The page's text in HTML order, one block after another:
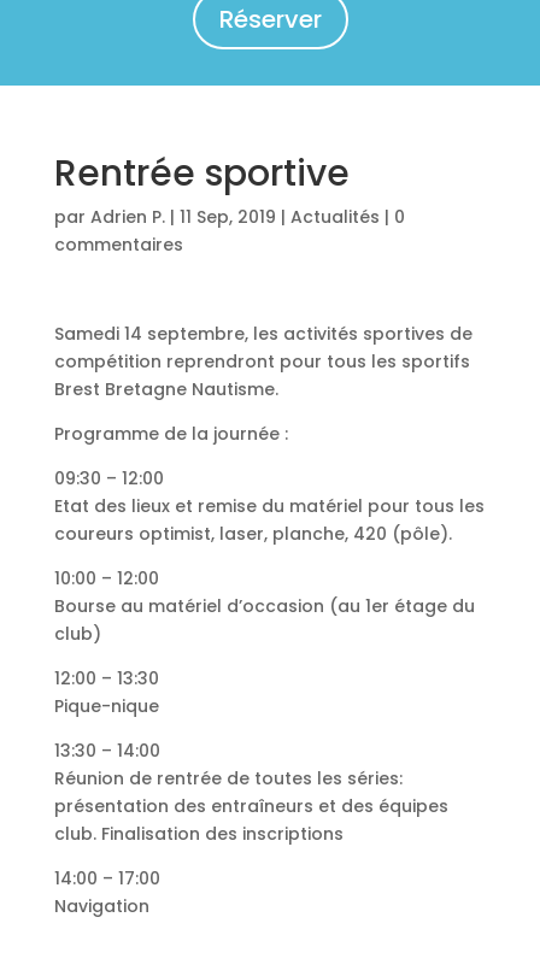
Réserver
Rentrée sportive
par Adrien P.| 11 Sep, 2019 | Actualités | 0
commentaires
Samedi 14 septembre, les activités sportives de
compétition reprendront pour tous les sportifs
Brest Bretagne Nautisme.
Programme de la journée :
09:30 – 12:00
Etat des lieux et remise du matériel pour tous les
coureurs optimist, laser, planche, 420 (pôle).
10:00 – 12:00
Bourse au matériel d’occasion (au 1er étage du
club)
12:00 – 13:30
Pique-nique
13:30 – 14:00
Réunion de rentrée de toutes les séries:
présentation des entraîneurs et des équipes
club. Finalisation des inscriptions
14:00 – 17:00
Navigation